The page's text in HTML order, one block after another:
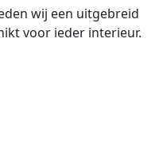
wij een uitgebreid
voor ieder interieur.